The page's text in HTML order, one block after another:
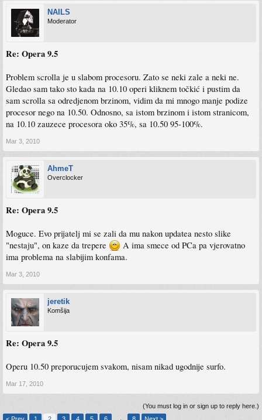
NAILS
Moderator
Re: Opera 9.5
Problem scrolla je u slabom procesoru. Zato se neki zale a neki ne.
Gledao sam tako sto kada na 10.10 operi kliknem točkić i pustim da
sam scrolla sa odredjenom brzinom, vidim da mi mnogo manje podize
procesor nego na 10.50. Odnosno, sa istom brzinom i istom stranicom,
na 10.10 zauzece procesora oko 35%, sa 10.50 95-100%.
Mar 3, 2010
AhmeT
Overclocker
Re: Opera 9.5
Moguce. Evo prijatelj mi se zali da mu nakon updatea nesto slike
"nestaju", on kaze da trepere
A ima smece od PCa pa vjerovatno
ima problema na slabijim konfama.
Mar 3, 2010
jeretik
Komšija
Re: Opera 9.5
Operu 10.50 preporucujem svakom, nisam nikad ugodnije surfo.
Mar 17, 2010
(You must log in or sign up to reply here.)